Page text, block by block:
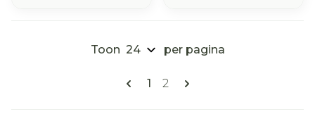
Pagina's
U lees momenteel pagina
1 Pagina
2
Toon per pagina